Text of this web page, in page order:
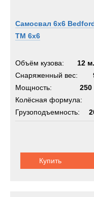
Самосвал 6х6
TM 6x6
Объём кузова:
12
Снаряженный вес:
Мощность:
250
Колёсная формула:
Грузоподъемность:
Купить